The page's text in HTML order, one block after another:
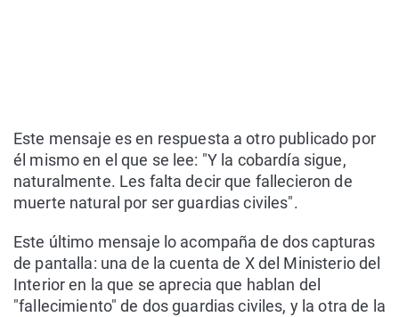
Este mensaje es en respuesta a otro publicado por
él mismo en el que se lee: "Y la cobardía sigue,
naturalmente. Les falta decir que fallecieron de
muerte natural por ser guardias civiles".
Este último mensaje lo acompaña de dos capturas
de pantalla: una de la cuenta de X del Ministerio del
Interior en la que se aprecia que hablan del
"fallecimiento" de dos guardias civiles, y la otra de la